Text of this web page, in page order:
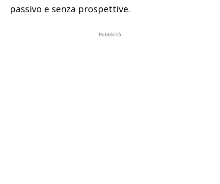
passivo e senza prospettive.
Pubblicità